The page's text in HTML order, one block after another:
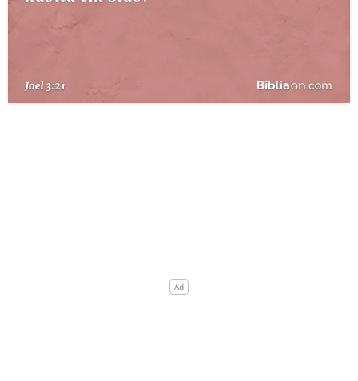
PERGUNTE À BÍBLIA
QUEM SOMOS